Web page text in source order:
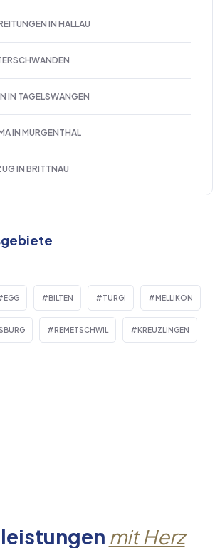
IN HALLAU
IN TAGELSWANGEN
IN MURGENTHAL
IN BRITTNAU
EGG BILTEN TURGI MELLIKON
REMETSCHWIL KREUZLINGEN
mit Herz